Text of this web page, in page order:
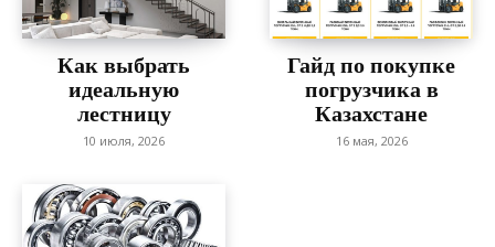
Как выбрать
идеальную
лестницу
10 июля, 2026
Гайд по покупке
погрузчика в
Казахстане
16 мая, 2026